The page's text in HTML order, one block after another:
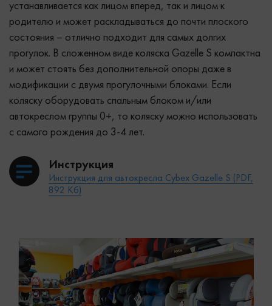
устанавливается как лицом вперед, так и лицом к
родителю и может раскладываться до почти плоского
состояния – отлично подходит для самых долгих
прогулок. В сложенном виде коляска Gazelle S компактна
и может стоять без дополнительной опоры даже в
модификации с двумя прогулочными блоками. Если
коляску оборудовать спальным блоком и/или
автокреслом группы 0+, то коляску можно использовать
с самого рождения до 3-4 лет.
Инструкция
Инструкция для автокресла Cybex Gazelle S (PDF,
892 Кб)